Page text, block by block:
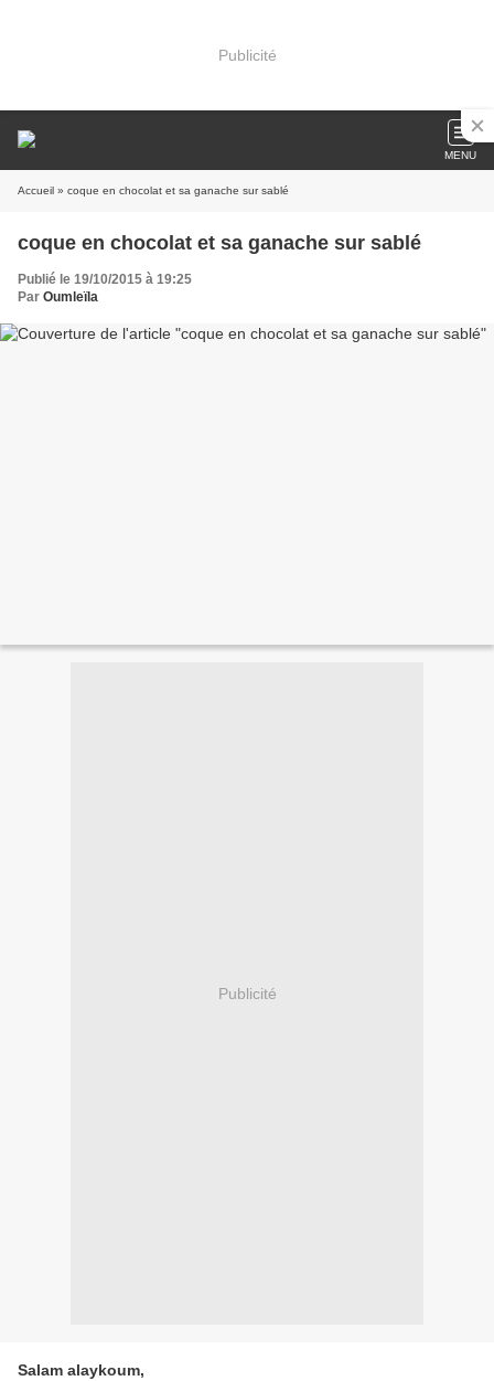
Publicité
MENU
Accueil » coque en chocolat et sa ganache sur sablé
coque en chocolat et sa ganache sur sablé
Publié le 19/10/2015 à 19:25
Par Oumleïla
Publicité
Salam alaykoum,